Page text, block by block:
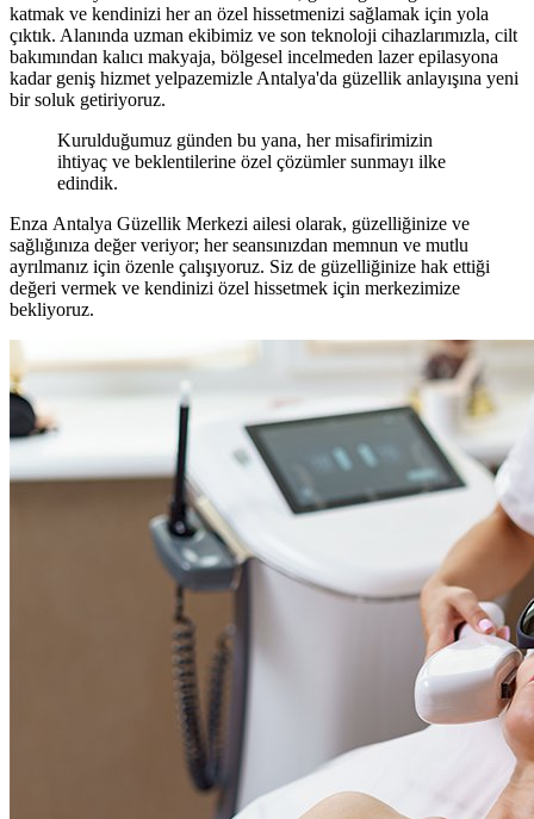
katmak ve kendinizi her an özel hissetmenizi sağlamak için yola
çıktık. Alanında uzman ekibimiz ve son teknoloji cihazlarımızla, cilt
bakımından kalıcı makyaja, bölgesel incelmeden lazer epilasyona
kadar geniş hizmet yelpazemizle Antalya'da güzellik anlayışına yeni
bir soluk getiriyoruz.
Kurulduğumuz günden bu yana, her misafirimizin
ihtiyaç ve beklentilerine özel çözümler sunmayı ilke
edindik.
Enza Antalya Güzellik Merkezi ailesi olarak, güzelliğinize ve
sağlığınıza değer veriyor; her seansınızdan memnun ve mutlu
ayrılmanız için özenle çalışıyoruz. Siz de güzelliğinize hak ettiği
değeri vermek ve kendinizi özel hissetmek için merkezimize
bekliyoruz.